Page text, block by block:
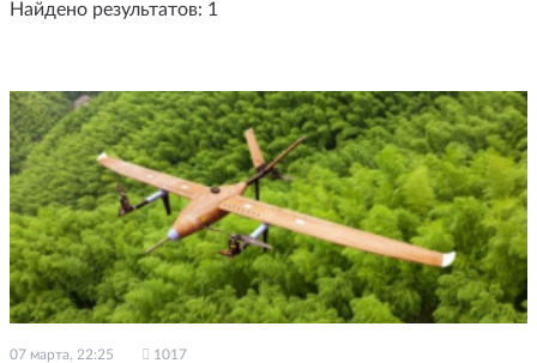
Найдено результатов: 1
07 марта, 22:25 1017